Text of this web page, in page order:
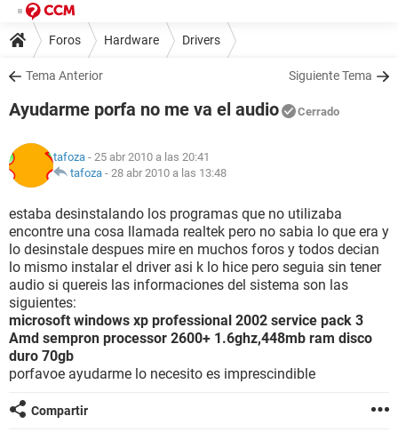
Foros Hardware Drivers
Tema Anterior Siguiente Tema
Ayudarme porfa no me va el audio Cerrado
tafoza - 25 abr 2010 a las 20:41
tafoza - 28 abr 2010 a las 13:48
estaba desinstalando los programas que no utilizaba
encontre una cosa llamada realtek pero no sabia lo que era y
lo desinstale despues mire en muchos foros y todos decian
lo mismo instalar el driver asi k lo hice pero seguia sin tener
audio si quereis las informaciones del sistema son las
siguientes:
microsoft windows xp professional 2002 service pack 3
Amd sempron processor 2600+ 1.6ghz,448mb ram disco
duro 70gb
porfavoe ayudarme lo necesito es imprescindible
Compartir